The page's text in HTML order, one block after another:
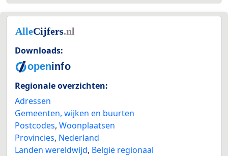
Downloads:
Regionale overzichten:
Adressen
Gemeenten, wijken en buurten
Postcodes, Woonplaatsen
Provincies, Nederland
Landen wereldwijd, België regionaal